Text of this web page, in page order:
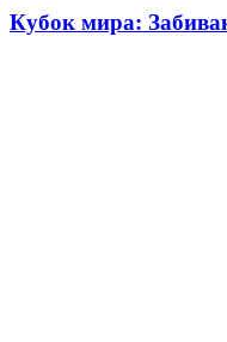
Кубок мира: